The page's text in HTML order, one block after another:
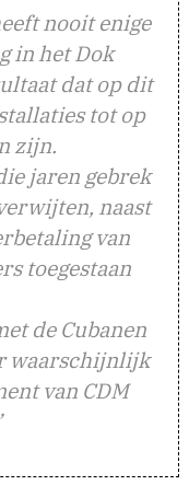
nooit enige
in het Dok
dat op dit
tot op
zijn.
jaren gebrek
naast
van
toegestaan
de Cubanen
waarschijnlijk
van CDM